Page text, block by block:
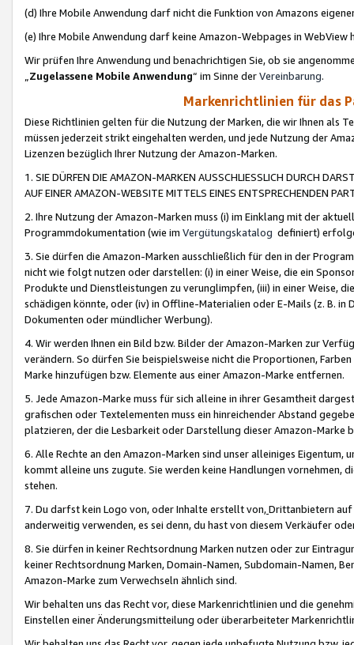
(d) Ihre Mobile Anwendung darf nicht die Funktion von Amazons
(e) Ihre Mobile Anwendung darf keine Amazon-Webpages in WebView
Wir prüfen Ihre Anwendung und benachrichtigen Sie, ob sie
„Zugelassene Mobile Anwendung“ im Sinne derVereinbarung.
Markenrichtlinien für das
Diese Richtlinien gelten für die Nutzung der Marken, die wir Ihnen als
müssen jederzeit strikt eingehalten werden, und jede Nutzung der
Lizenzen bezüglich Ihrer Nutzung der Amazon-Marken.
1. SIE DÜRFEN DIE AMAZON-MARKEN AUSSCHLIESSLICH DURCH
AUF EINER AMAZON-WEBSITE MITTELS EINES ENTSPRECHENDEN
2. Ihre Nutzung der Amazon-Marken muss (i) im Einklang mit der
Programmdokumentation (wie im Vergütungskatalog definiert)
3. Sie dürfen die Amazon-Marken ausschließlich für den in der
nicht wie folgt nutzen oder darstellen: (i) in einer Weise, die ein
Produkte und Dienstleistungen zu verunglimpfen, (iii) in einer Weise,
schädigen könnte, oder (iv) in Offline-Materialien oder E-Mails (z. B. in
Dokumenten oder mündlicher Werbung).
4. Wir werden Ihnen ein Bild bzw. Bilder der Amazon-Marken zur
verändern. So dürfen Sie beispielsweise nicht die Proportionen,
Marke hinzufügen bzw. Elemente aus einer Amazon-Marke entfernen.
5. Jede Amazon-Marke muss für sich alleine in ihrer Gesamtheit
grafischen oder Textelementen muss ein hinreichender Abstand
platzieren, der die Lesbarkeit oder Darstellung dieser Amazon-Marke
6. Alle Rechte an den Amazon-Marken sind unser alleiniges
kommt alleine uns zugute. Sie werden keine Handlungen vornehmen,
stehen.
7. Du darfst kein Logo von, oder Inhalte erstellt von,Drittanbietern auf
anderweitig verwenden, es sei denn, du hast von diesem Verkäufer
8. Sie dürfen in keiner Rechtsordnung Marken nutzen oder zur
keiner Rechtsordnung Marken, Domain-Namen, Subdomain-Namen,
Amazon-Marke zum Verwechseln ähnlich sind.
Wir behalten uns das Recht vor, diese Markenrichtlinien und die
Einstellen einer Änderungsmitteilung oder überarbeiteter